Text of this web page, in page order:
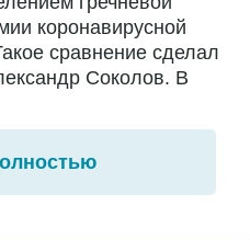
коронавирусной
сравнение сделал
Соколов. В